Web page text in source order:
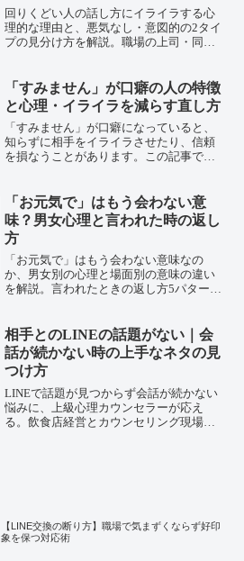
回りくどい人の話し方にイライラする心
理的な理由と、悪気なし・意図的の2タイ
プの見分け方を解説。職場の上司・同
セラーの筆者が飲食店経営15年・コーチ
ング現場の実体験をもとに整理します。
「すみません」が口癖の人の特徴
と心理・イライラを減らす直し方
「すみません」が口癖になっていると、
知らずに相手をイライラさせたり、信頼
を損なうことがあります。この記事で
観点で解説。「ありがとう」への言い換
えや謝罪の一歩先を伝える方法など、今
日から使える具体的な改善法を紹介しま
す。
「お元気で」はもう会わない意
味？男女心理と言われた時の返し
方
「お元気で」はもう会わない意味なの
か、男女別の心理と場面別の意味の違い
を解説。言われたときの返し方5パターン
体験をもとに整理します。ちょっとした
言葉のかけ違いで誤解を生まないように
気をつけたいものです。
相手とのLINEの話題がない｜会
話が続かない時の上手なネタの見
つけ方
LINEで話題が見つからず会話が続かない
悩みに、上級心理カウンセラーが応え
る。飲食店経営とカウンセリング現場の
【LINE交換の断り方】職場で気まずくならず好印
象を保つ対応術